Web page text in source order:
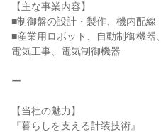
【主な事業内容】
■制御盤の設計・製作、機内配線
■産業用ロボット、自動制御機器、
電気工事、電気制御機器
ー
【当社の魅力】
『暮らしを支える計装技術』